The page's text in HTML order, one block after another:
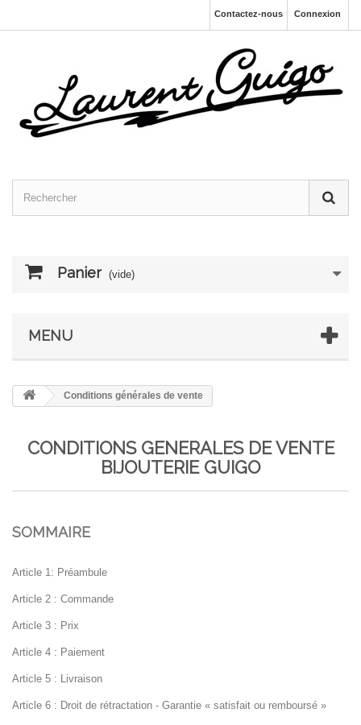
Connexion
Contactez-nous
Panier (vide)
MENU
Conditions générales de vente
CONDITIONS GENERALES DE VENTE
BIJOUTERIE GUIGO
SOMMAIRE
Article 1: Préambule
Article 2 : Commande
Article 3 : Prix
Article 4 : Paiement
Article 5 : Livraison
Article 6 : Droit de rétractation - Garantie « satisfait ou remboursé »